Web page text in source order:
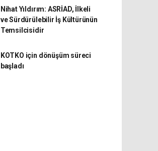
Nihat Yıldırım: ASRİAD, İlkeli
ve Sürdürülebilir İş Kültürünün
Temsilcisidir
KOTKO için dönüşüm süreci
başladı